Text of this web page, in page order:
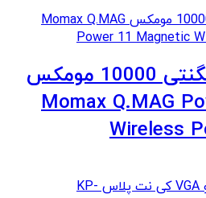
پاوربانک وایرلس مگنتی 10000 مومکس
Momax Q.MAG
Wireless